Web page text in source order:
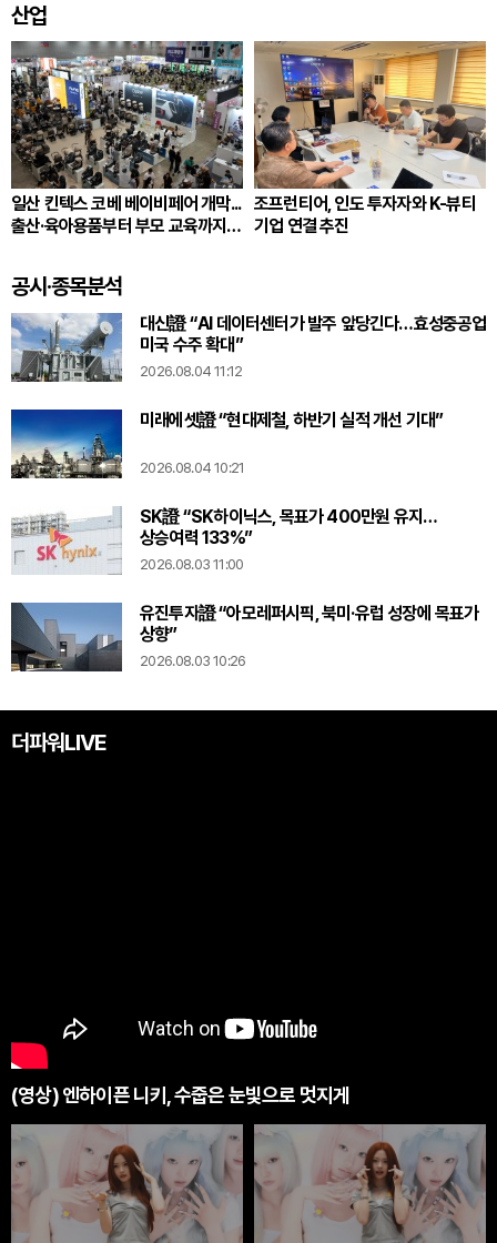
산업
일산 킨텍스 코베 베이비페어 개막...
출산·육아용품부터 부모 교육까지
조프런티어, 인도 투자자와 K-뷰티
기업 연결 추진
공시·종목분석
대신證 “AI 데이터센터가 발주 앞당긴다…효성중공업
미국 수주 확대”
2026.08.04 11:12
미래에셋證 “현대제철, 하반기 실적 개선 기대”
2026.08.04 10:21
SK證 “SK하이닉스, 목표가 400만원 유지…
상승여력 133%”
2026.08.03 11:00
유진투자證 “아모레퍼시픽, 북미·유럽 성장에 목표가
상향”
2026.08.03 10:26
더파워LIVE
(영상) 엔하이픈 니키, 수줍은 눈빛으로 멋지게